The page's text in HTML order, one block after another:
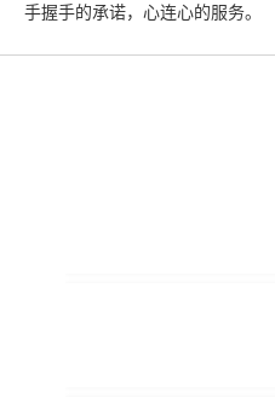
手握手的承诺，心连心的服务。